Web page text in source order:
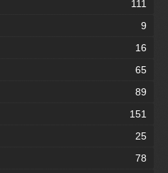
111
9
16
65
89
151
25
78